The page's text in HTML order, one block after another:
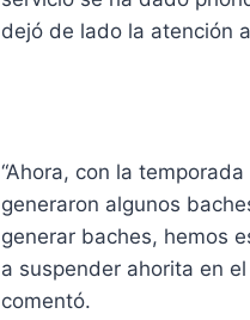
dejó de lado la atención
“Ahora, con la
generaron algunos
generar baches, hemos
a suspender ahorita en
comentó.